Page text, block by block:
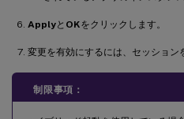
Applyと OKをクリックします。
変更を有効にするには、セッション
制限事項：